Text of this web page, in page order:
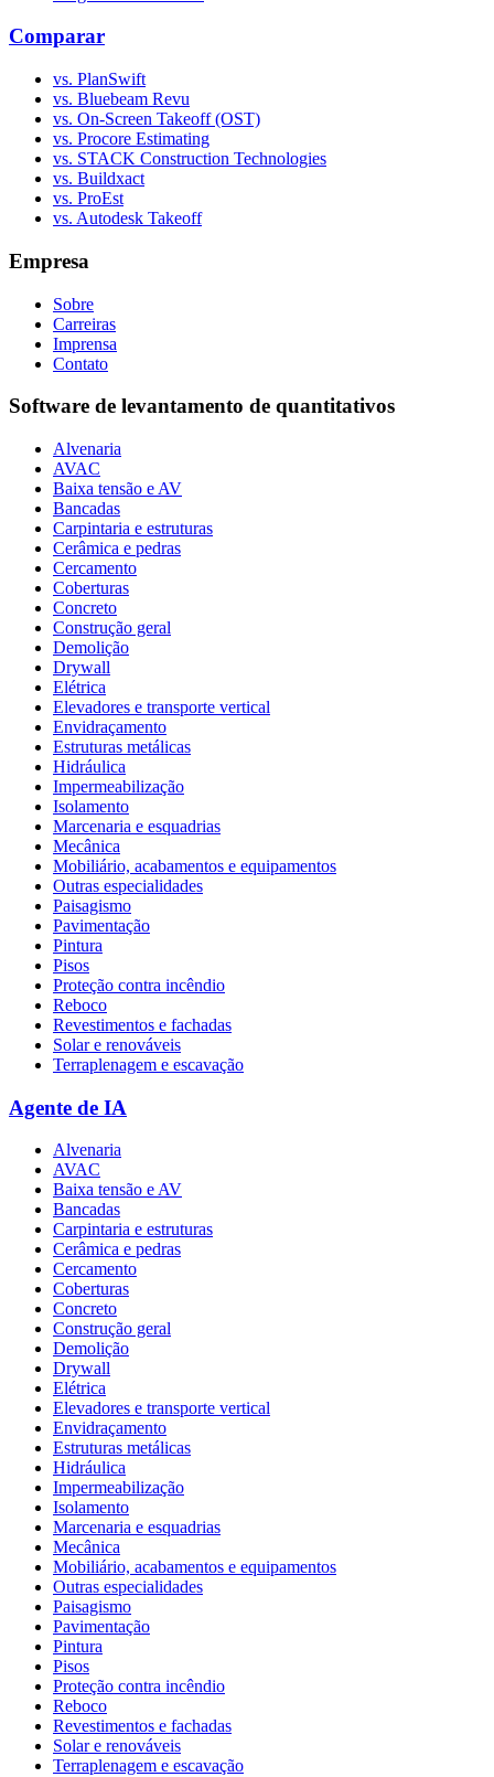
Comparar
vs. PlanSwift
vs. Bluebeam Revu
vs. On-Screen Takeoff (OST)
vs. Procore Estimating
vs. STACK Construction Technologies
vs. Buildxact
vs. ProEst
vs. Autodesk Takeoff
Empresa
Sobre
Carreiras
Imprensa
Contato
Software de levantamento de quantitativos
Alvenaria
AVAC
Baixa tensão e AV
Bancadas
Carpintaria e estruturas
Cerâmica e pedras
Cercamento
Coberturas
Concreto
Construção geral
Demolição
Drywall
Elétrica
Elevadores e transporte vertical
Envidraçamento
Estruturas metálicas
Hidráulica
Impermeabilização
Isolamento
Marcenaria e esquadrias
Mecânica
Mobiliário, acabamentos e equipamentos
Outras especialidades
Paisagismo
Pavimentação
Pintura
Pisos
Proteção contra incêndio
Reboco
Revestimentos e fachadas
Solar e renováveis
Terraplenagem e escavação
Agente de IA
Alvenaria
AVAC
Baixa tensão e AV
Bancadas
Carpintaria e estruturas
Cerâmica e pedras
Cercamento
Coberturas
Concreto
Construção geral
Demolição
Drywall
Elétrica
Elevadores e transporte vertical
Envidraçamento
Estruturas metálicas
Hidráulica
Impermeabilização
Isolamento
Marcenaria e esquadrias
Mecânica
Mobiliário, acabamentos e equipamentos
Outras especialidades
Paisagismo
Pavimentação
Pintura
Pisos
Proteção contra incêndio
Reboco
Revestimentos e fachadas
Solar e renováveis
Terraplenagem e escavação